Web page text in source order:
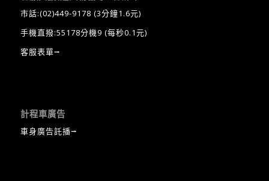
市話:(02)449-9178 (3分鐘1.6元)
手機直撥:55178分機9 (每秒0.1元)
客服表單⭢
計程車廣告
車身廣告託播⭢